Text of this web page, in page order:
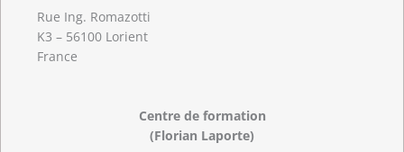
Rue Ing. Romazotti
K3 – 56100 Lorient
France
Centre de formation
(Florian Laporte)